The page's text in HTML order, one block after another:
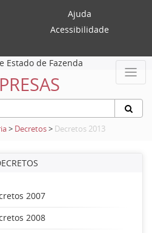
Ajuda
Acessibilidade
Estado de Fazenda
> Decretos> Decretos 2013
2007
2008